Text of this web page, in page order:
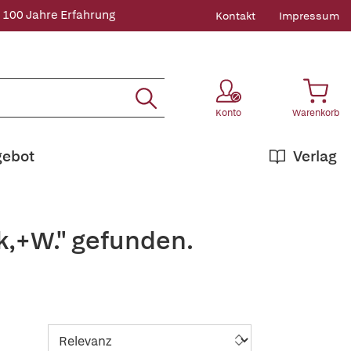
100 Jahre Erfahrung Kontakt Impressum
Konto Warenkorb
Verlag
gefunden.